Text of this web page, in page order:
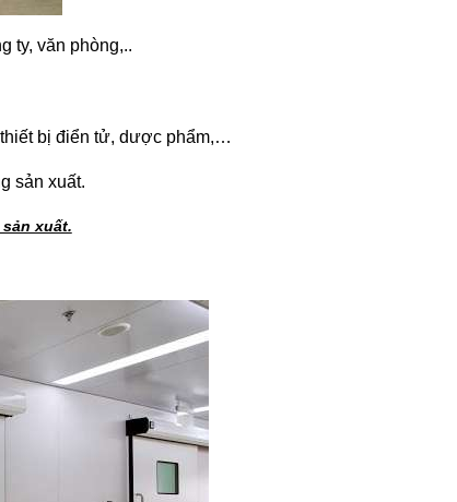
ty, văn phòng,..
bị điển tử, dược phẩm,…
xuất.